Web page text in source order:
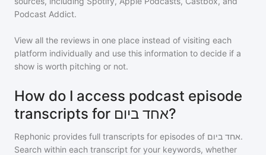
Podcast Addict.
View all the reviews in one place instead of visiting each
platform individually and use this information to decide if a
show is worth pitching or not.
How do I access podcast episode
transcripts for אחד ביום?
Rephonic provides full transcripts for episodes of אחד ביום.
Search within each transcript for your keywords, whether